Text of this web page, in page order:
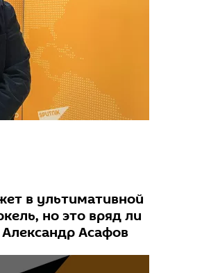
в ультимативной
но это вряд ли
Асафов